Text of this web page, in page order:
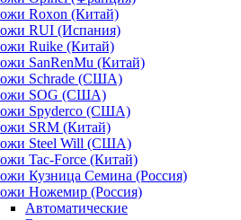
Roxon (Китай)
RUI (Испания)
Ruike (Китай)
SanRenMu (Китай)
Schrade (США)
SOG (США)
Spyderco (США)
SRM (Китай)
Steel Will (США)
Tac-Force (Китай)
Кузница Семина (Россия)
Ножемир (Россия)
Автоматические